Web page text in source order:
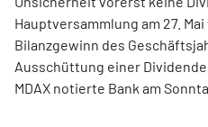
Hauptversammlung am 27.
Bilanzgewinn des
Ausschüttung einer
MDAX notierte Bank am